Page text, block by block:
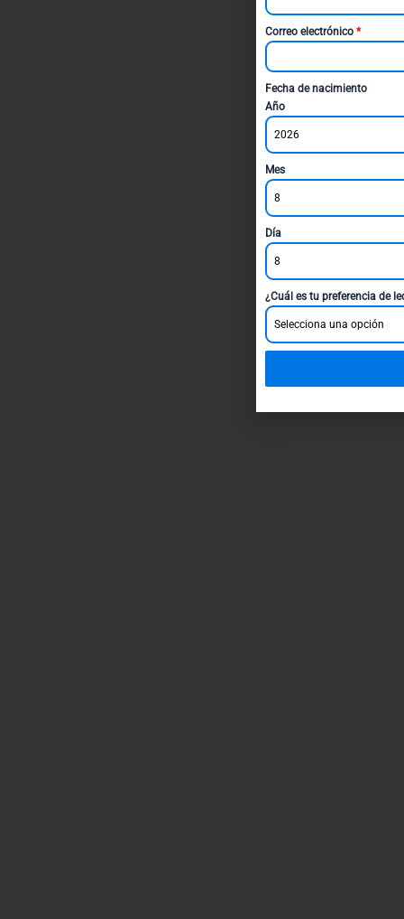
Correo electrónico *
Fecha de nacimiento
Año
2026
Mes
8
Día
8
¿Cuál es tu preferencia de
Selecciona una opción